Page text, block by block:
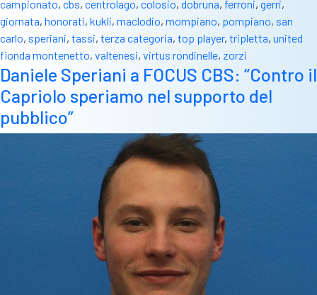
campionato, cbs, centrolago, colosio, dobruna, ferroni, gerri,
giornata, honorati, kukli, maclodio, mompiano, pompiano, san
carlo, speriani, tassi, terza categoria, top player, tripletta, united
fionda montenetto, valtenesi, virtus rondinelle, zorzi
Daniele Speriani a FOCUS CBS: “Contro il
Capriolo speriamo nel supporto del
pubblico”